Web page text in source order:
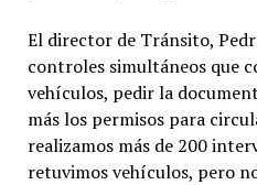
El director de Tránsito,
controles simultáneos que
vehículos, pedir la
más los permisos para
realizamos más de 200
retuvimos vehículos, pero